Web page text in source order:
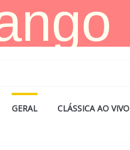
GERAL CLÁSSICA AO VIVO